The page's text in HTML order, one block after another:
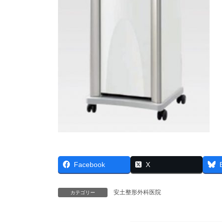
Facebook X
カテゴリー 安土整形外科医院